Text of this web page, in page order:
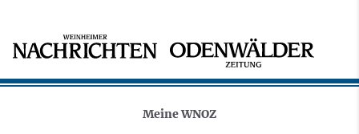
Meine WNOZ